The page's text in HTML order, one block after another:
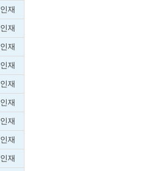
인재
인재
인재
인재
인재
인재
인재
인재
인재